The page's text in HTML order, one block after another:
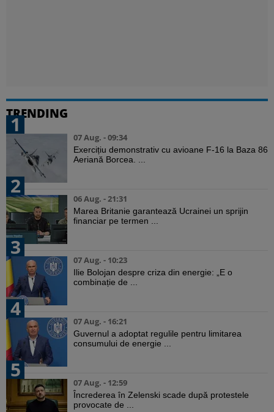
TRENDING
1
07 Aug. - 09:34
Exercițiu demonstrativ cu avioane F-16 la Baza 86
Aeriană Borcea. ...
2
06 Aug. - 21:31
Marea Britanie garantează Ucrainei un sprijin
financiar pe termen ...
3
07 Aug. - 10:23
Ilie Bolojan despre criza din energie: „E o
combinație de ...
4
07 Aug. - 16:21
Guvernul a adoptat regulile pentru limitarea
consumului de energie ...
5
07 Aug. - 12:59
Încrederea în Zelenski scade după protestele
provocate de ...